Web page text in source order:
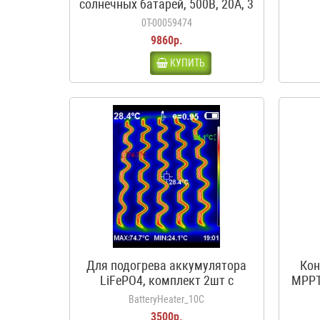
солнечных батарей, 500В, 20А, 3
входа, 1 выход, с
предохранителями
0Т-00059474
9860р.
КУПИТЬ
Для подогрева аккумулятора
LiFePO4, комплект 2шт с
термостатом, 12В, 50Вт, 3.5А,
10С
BatteryHeater_10C
3500р.